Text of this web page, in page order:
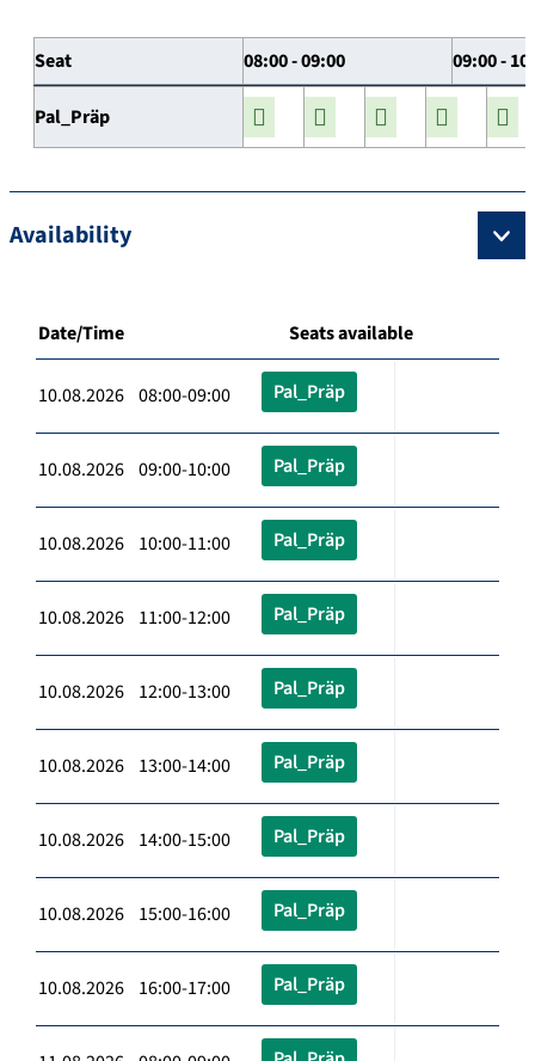
Seat 08:00 - 09:00 09:00 -
Pal_Präp
Availability
Date/Time Seats available
10.08.2026 08:00-09:00 Pal_Präp
10.08.2026 09:00-10:00 Pal_Präp
10.08.2026 10:00-11:00 Pal_Präp
10.08.2026 11:00-12:00 Pal_Präp
10.08.2026 12:00-13:00 Pal_Präp
10.08.2026 13:00-14:00 Pal_Präp
10.08.2026 14:00-15:00 Pal_Präp
10.08.2026 15:00-16:00 Pal_Präp
10.08.2026 16:00-17:00 Pal_Präp